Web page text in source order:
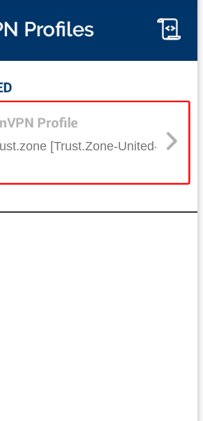
[Trust.Zone-United-States]